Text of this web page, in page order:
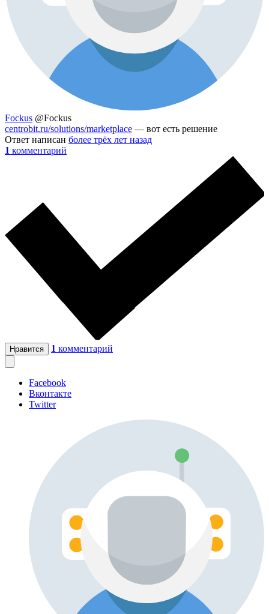
Fockus @Fockus
centrobit.ru/solutions/marketplace — вот есть решение
Ответ написан более трёх лет назад
1 комментарий
Нравится 1 комментарий
Facebook
Вконтакте
Twitter